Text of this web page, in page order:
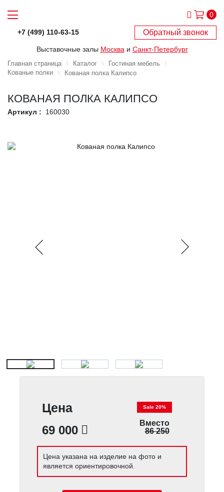
0
+7 (499) 110-63-15 Обратный звонок
Выставочные залы Москва и Санкт-Петербург
Главная страница Каталог
Гостиная мебель
Кованые полки
Кованая полка Калипсо
КОВАНАЯ ПОЛКА КАЛИПСО
Артикул : 160030
Цена
69 000
Sale 20%
Вместо
86 250
Цена указана на изделие на фото и
является ориентировочной.